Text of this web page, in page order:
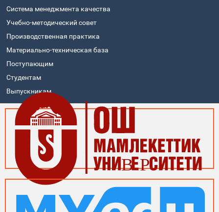
Система менеджмента качества
Учебно-методический совет
Производственная практика
Материально-техническая база
Поступающим
Студентам
Выпускникам